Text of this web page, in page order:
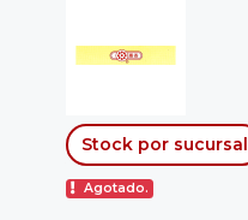
Stock por sucursal
Agotado.